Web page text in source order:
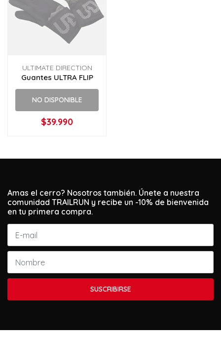
ULTIMATE DIRECTION
Guantes ULTRA FLIP
NO DISPONIBLE
$39.990
Amas el cerro? Nosotros también. Únete a nuestra
comunidad TRAILRUN y recibe un -10% de bienvenida
en tu primera compra.
SUSCRIBIRSE